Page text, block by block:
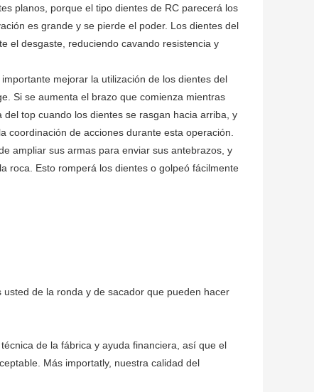
planos, porque el tipo dientes de RC parecerá los
es grande y se pierde el poder. Los dientes del
el desgaste, reduciendo cavando resistencia y
mejorar la utilización de los dientes del
Si se aumenta el brazo que comienza mientras
top cuando los dientes se rasgan hacia arriba, y
coordinación de acciones durante esta operación.
ampliar sus armas para enviar sus antebrazos, y
roca. Esto romperá los dientes o golpeó fácilmente
de la ronda y de sacador que pueden hacer
de la fábrica y ayuda financiera, así que el
Más importatly, nuestra calidad del